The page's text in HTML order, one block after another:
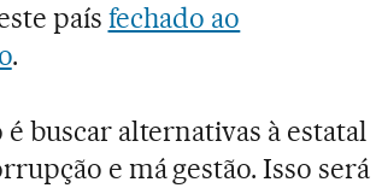
país fechado ao
.
buscar alternativas à estatal
e má gestão. Isso será